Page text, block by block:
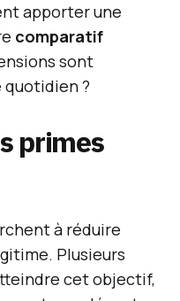
apporter une
comparatif
sont
quotidien ?
primes
à réduire
Plusieurs
cet objectif,